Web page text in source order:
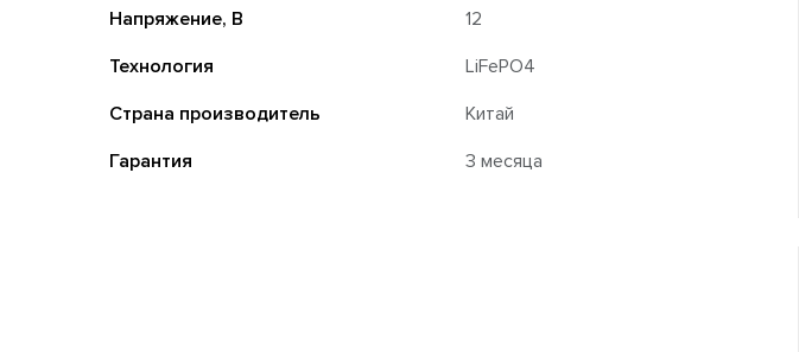
Напряжение, В
12
Технология
LiFePO4
Страна производитель
Китай
Гарантия
3 месяца